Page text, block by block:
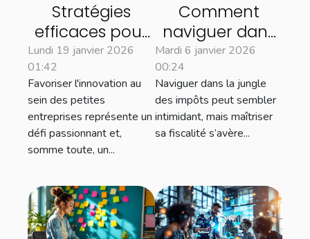
Stratégies
efficaces pour
soutenir
l'innovation
dans les petites
entreprises
Lundi 19 janvier 2026
01:42
Favoriser l'innovation au
sein des petites
entreprises représente un
défi passionnant et,
somme toute, un...
Comment
naviguer dans
la complexité
des impôts
pour optimiser
sa fiscalité?
Mardi 6 janvier 2026
00:24
Naviguer dans la jungle
des impôts peut sembler
intimidant, mais maîtriser
sa fiscalité s’avère...